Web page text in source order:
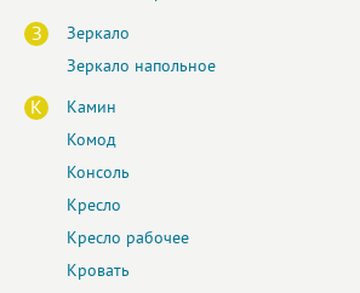
З
Зеркало
Зеркало напольное
К
Камин
Комод
Консоль
Кресло
Кресло рабочее
Кровать